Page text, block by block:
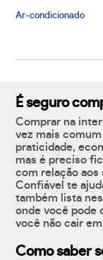
Ar-condicionado
É seguro
Comprar na
vez mais
praticidade,
mas é preciso
com relação
Confiável te
também lista
onde você pode
você não cair
Como saber